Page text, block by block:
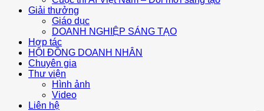
Giải thưởng
Giáo dục
DOANH NGHIỆP SÁNG TẠO
Hợp tác
HỘI ĐỒNG DOANH NHÂN
Chuyên gia
Thư viện
Hình ảnh
Video
Liên hệ